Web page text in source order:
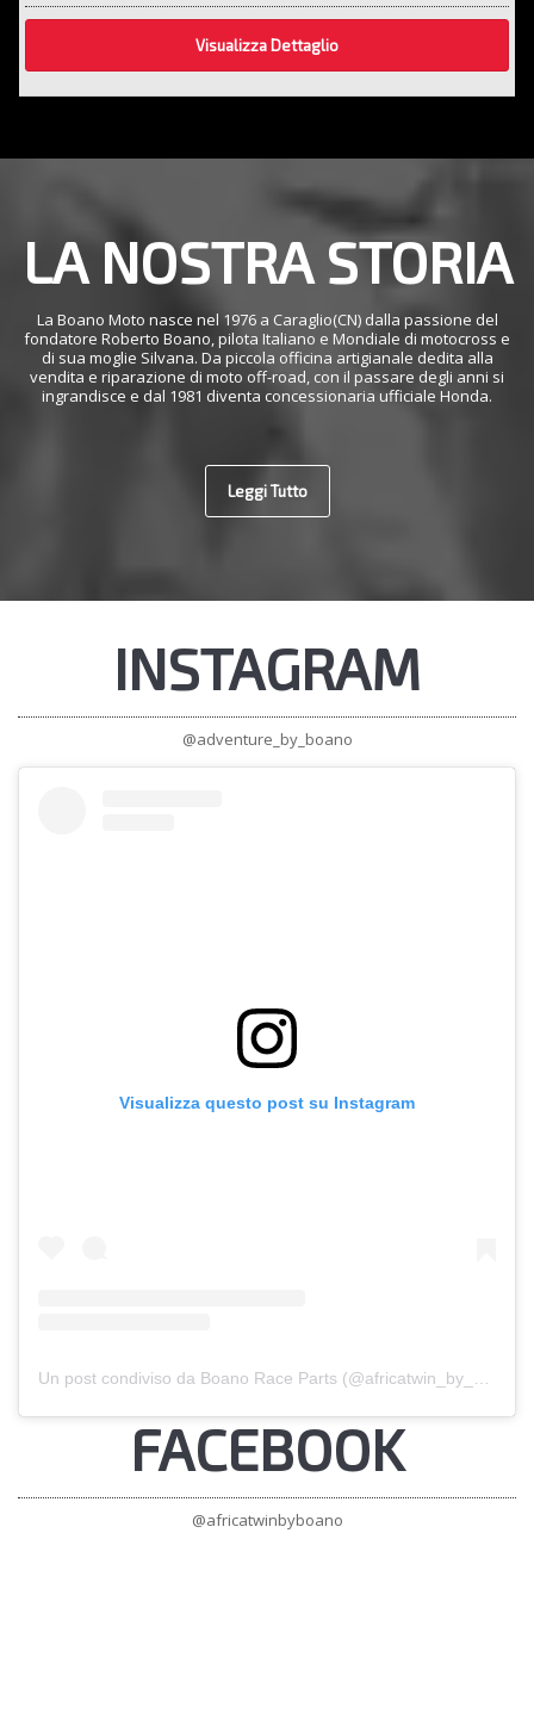
Visualizza Dettaglio
LA NOSTRA STORIA
La Boano Moto nasce nel 1976 a Caraglio(CN) dalla passione del
fondatore Roberto Boano, pilota Italiano e Mondiale di motocross e
di sua moglie Silvana. Da piccola officina artigianale dedita alla
vendita e riparazione di moto off-road, con il passare degli anni si
ingrandisce e dal 1981 diventa concessionaria ufficiale Honda.
Leggi Tutto
INSTAGRAM
@adventure_by_boano
Visualizza questo post su Instagram
FACEBOOK
@africatwinbyboano